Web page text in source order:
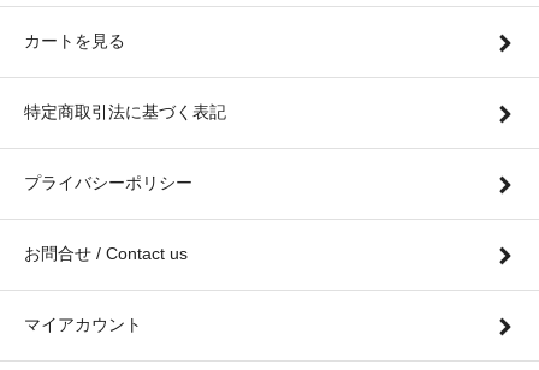
カートを見る
特定商取引法に基づく表記
プライバシーポリシー
お問合せ / Contact us
マイアカウント